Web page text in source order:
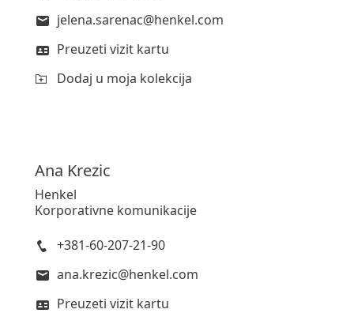
jelena.sarenac@henkel.com
Preuzeti vizit kartu
Dodaj u moja kolekcija
Ana Krezic
Henkel
Korporativne komunikacije
+381-60-207-21-90
ana.krezic@henkel.com
Preuzeti vizit kartu